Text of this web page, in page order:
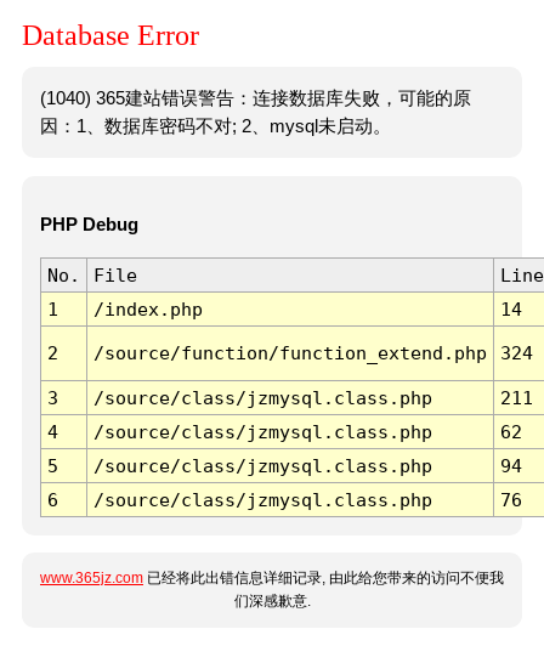
Database Error
(1040) 365建站错误警告：连接数据库失败，可能的原
因：1、数据库密码不对; 2、mysql未启动。
PHP Debug
No. File
Line
1
/index.php 14
2 /source/function/function_extend.php 324
3 /source/class/jzmysql.class.php
211
4
/source/class/jzmysql.class.php
62
5
/source/class/jzmysql.class.php
94
6
/source/class/jzmysql.class.php 76
www.365jz.com 已经将此出错信息详细记录, 由此给您带来的访问不便我
们深感歉意.